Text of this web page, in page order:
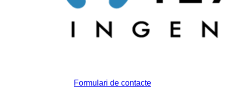
Formulari de contacte